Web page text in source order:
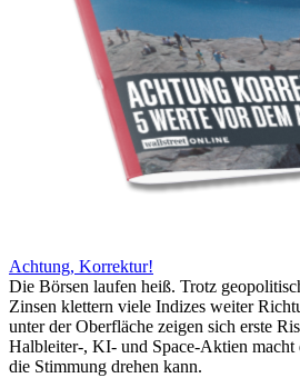
Achtung, Korrektur!
Die Börsen laufen heiß. Trotz
Zinsen klettern viele Indizes weiter
unter der Oberfläche zeigen sich erste
Halbleiter-, KI- und Space-Aktien macht
die Stimmung drehen kann.